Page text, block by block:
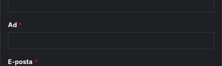
Ad *
E-posta *